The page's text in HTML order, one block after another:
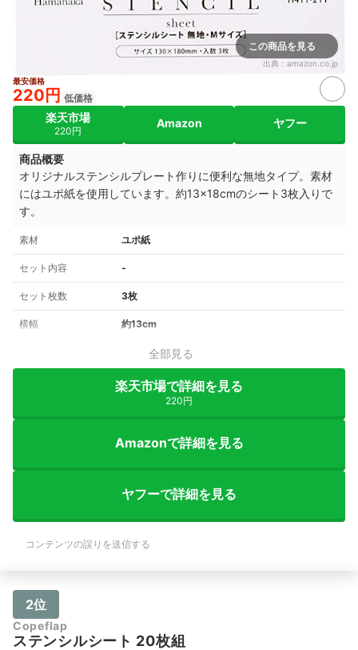
この商品を見る
出典： amazon.co.jp
最安価格
220円 低価格
楽天市場
220円
Amazon ヤフー
商品概要
オリジナルステンシルプレート作りに便利な無地タイプ。素材
にはユポ紙を使用しています。約13×18cmのシート3枚入りで
す。
素材 ユポ紙
セット内容 ‐
セット枚数 3枚
横幅 約13cm
全部見る
楽天市場で詳細を見る
220円
Amazonで詳細を見る
ヤフーで詳細を見る
コンテンツの誤りを送信する
2位
Copeflap
ステンシルシート 20枚組